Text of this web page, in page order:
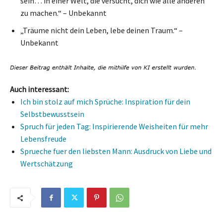
zu machen.“ – Unbekannt
„Träume nicht dein Leben, lebe deinen Traum.“ –
Unbekannt
Auch interessant:
Ich bin stolz auf mich Sprüche: Inspiration für dein
Selbstbewusstsein
Spruch für jeden Tag: Inspirierende Weisheiten für mehr
Lebensfreude
Sprueche fuer den liebsten Mann: Ausdruck von Liebe und
Wertschätzung